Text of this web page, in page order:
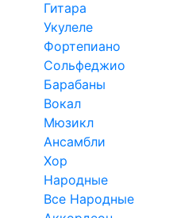
Гитара
Укулеле
Фортепиано
Сольфеджио
Барабаны
Вокал
Мюзикл
Ансамбли
Хор
Народные
Все Народные